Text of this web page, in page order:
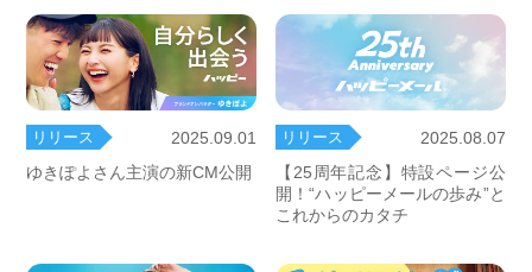
リリース
2025.09.01
ゆきぽよさん主演の新CM公開
リリース
2025.08.07
【25周年記念】特設ページ公
開！“ハッピーメールの歩み”と
これからのカタチ